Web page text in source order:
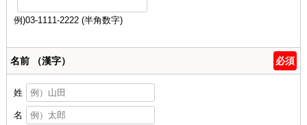
例)03-1111-2222 (半角数字)
名前 （漢字） 必須
姓
名